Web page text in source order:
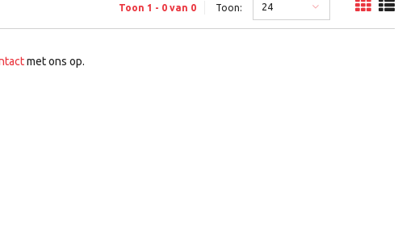
Toon 1 - 0 van 0 Toon: 24
met ons op.